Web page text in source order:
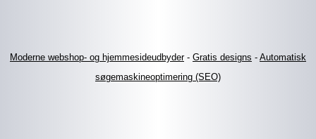
Moderne webshop- og hjemmesideudbyder- Gratis designs - Automatisk
søgemaskineoptimering (SEO)